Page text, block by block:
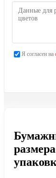
Я согласен на